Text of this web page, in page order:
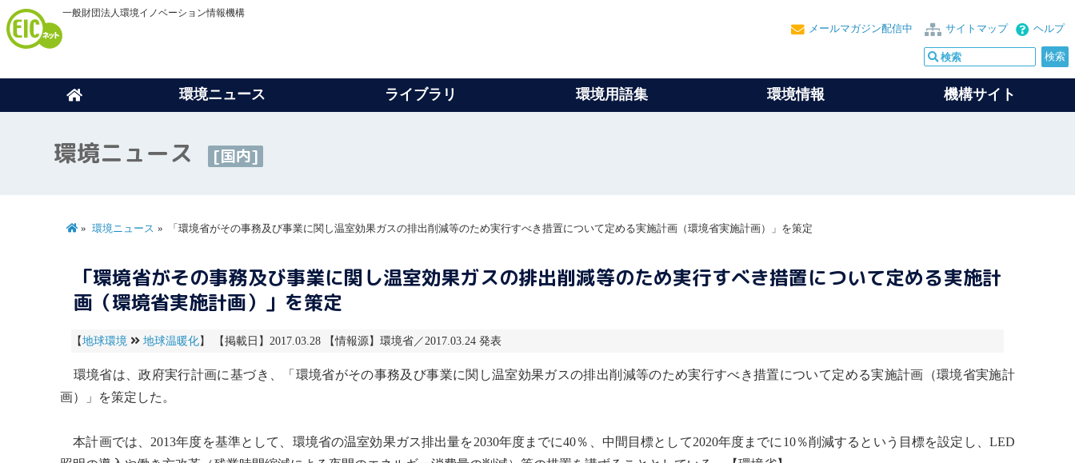
一般財団法人環境イノベーション情報機構
ヘルプ
サイトマップ
メールマガジン配信中
環境ニュース ライブラリ 環境用語集 環境情報 機構サイト
環境ニュース [国内]
環境ニュース 「環境省がその事務及び事業に関し温室効果ガスの排出削減等のため実行すべき措置について定める実施計画（環境省実施計画）」を策定
「環境省がその事務及び事業に関し温室効果ガスの排出削減等のため実行すべき措置について定める実施計
画（環境省実施計画）」を策定
【地球環境 地球温暖化】 【掲載日】2017.03.28 【情報源】環境省／2017.03.24 発表
環境省は、政府実行計画に基づき、「環境省がその事務及び事業に関し温室効果ガスの排出削減等のため実行すべき措置について定める実施計画（環境省実施計
画）」を策定した。
本計画では、2013年度を基準として、環境省の温室効果ガス排出量を2030年度までに40％、中間目標として2020年度までに10％削減するという目標を設定し、LED